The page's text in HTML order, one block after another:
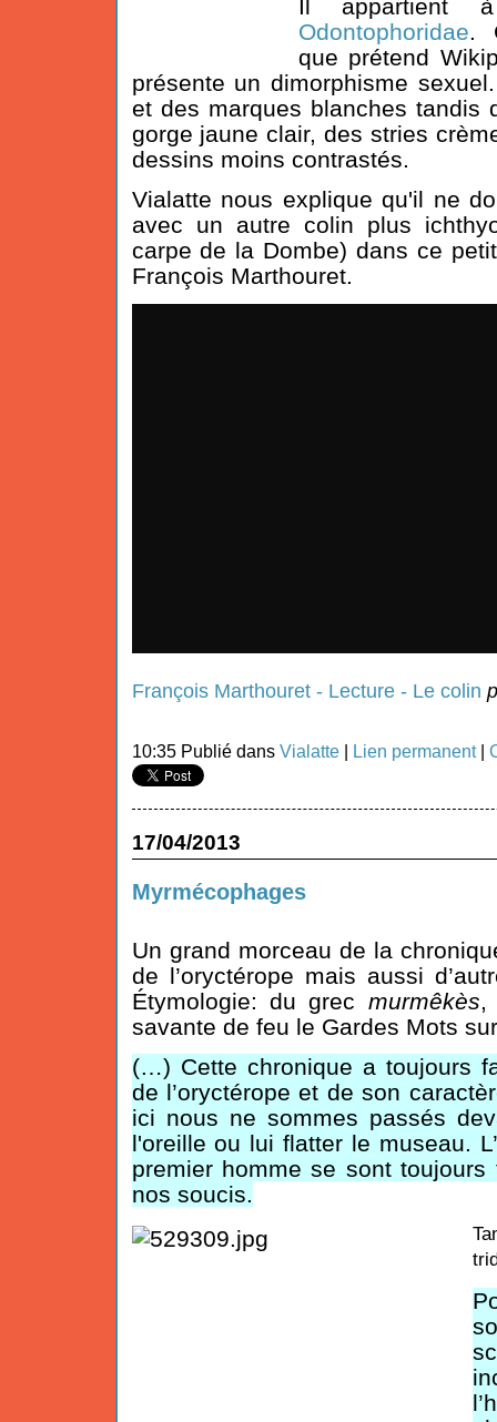
Il appartient
Odontophoridae.
que prétend
présente un dimorphisme
et des marques blanches tandis
gorge jaune clair, des stries
dessins moins contrastés.
Vialatte nous explique qu'il ne
avec un autre colin plus
carpe de la Dombe) dans ce
François Marthouret.
François Marthouret - Lecture - Le colin
10:35 Publié dans Vialatte| Lien permanent|
17/04/2013
Myrmécophages
Un grand morceau de la
de l’oryctérope mais aussi
Étymologie: du grec murmêkès
savante de feu le Gardes Mots
(…) Cette chronique a toujours
de l’oryctérope et de son
ici nous ne sommes passés
l'oreille ou lui flatter le museau.
premier homme se sont
nos soucis.